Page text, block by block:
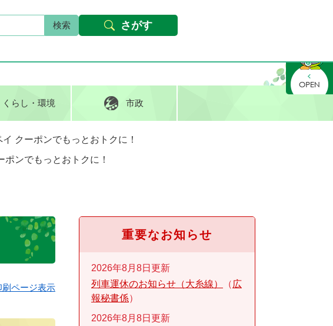
本文へ Foreign languages
索G
o
e
カ
ス
ム
くらし ・環境 市政
さがす
イ クーポンでもっとおトクに！
ポンでもっとおトクに！
刷ページ表示
重要なお知らせ
2026年8月8日更新
列車運休のお知らせ（大糸線）
広
報秘書係
2026年8月8日更新